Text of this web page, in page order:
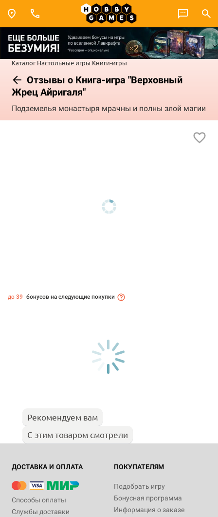
Каталог Настольные игры Книги-игры
Отзывы о Книга-игра "Верховный
Жрец Айригаля"
Подземелья монастыря мрачны и полны злой магии
до 39 бонусов на следующие покупки
Рекомендуем вам
С этим товаром смотрели
ДОСТАВКА И ОПЛАТА
Способы оплаты
Службы доставки
ПОКУПАТЕЛЯМ
Подобрать игру
Бонусная программа
Информация о заказе